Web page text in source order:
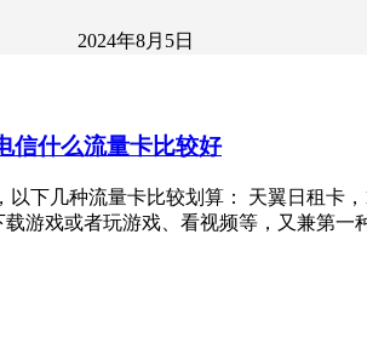
2024年8月5日
信什么流量卡比较好
下几种流量卡比较划算： 天翼日租卡
游戏或者玩游戏、看视频等，又兼第